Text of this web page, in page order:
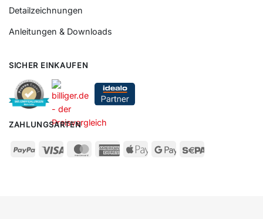
Detailzeichnungen
Anleitungen & Downloads
SICHER EINKAUFEN
ZAHLUNGSARTEN